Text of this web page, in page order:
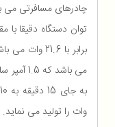
چادرهای مسافرتی می
برابر با
می باشد
وات را تولید می نماید.